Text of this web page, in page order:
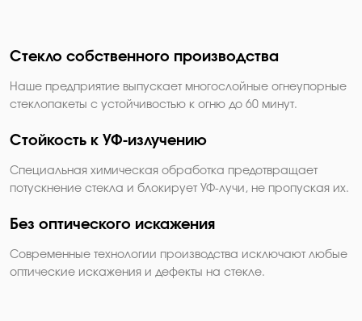
Стекло собственного производства
Наше предприятие выпускает многослойные огнеупорные
стеклопакеты с устойчивостью к огню до 60 минут.
Стойкость к УФ-излучению
Специальная химическая обработка предотвращает
потускнение стекла и блокирует УФ-лучи, не пропуская их.
Без оптического искажения
Современные технологии производства исключают любые
оптические искажения и дефекты на стекле.